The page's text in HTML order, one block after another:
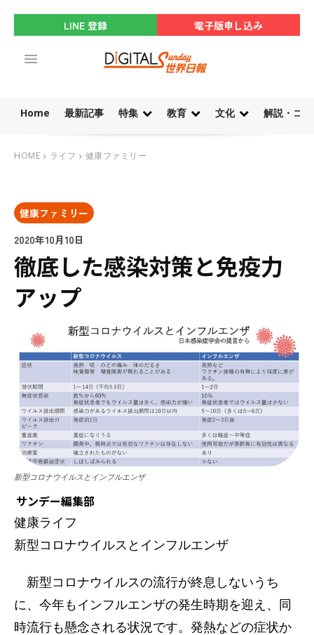
LINE 登録 電子版申し込み
Home 最新記事 特集 教育 文化 解説・コ
HOME ライフ 健康ファミリー
健康ファミリー
2020年10月10日
徹底した感染対策と免疫力
アップ
新型コロナウイルスとインフルエンザ
サンデー編集部
健康ライフ
新型コロナウイルスとインフルエンザ
新型コロナウイルスの流行が終息しないうち
に、今年もインフルエンザの発生時期を迎え、同
時流行も懸念される状況です。発熱などの症状か